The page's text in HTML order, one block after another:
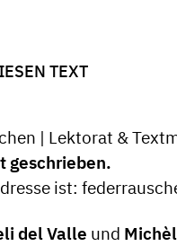
TEXT
| Lektorat &
geschrieben.
ist:
del Valle und